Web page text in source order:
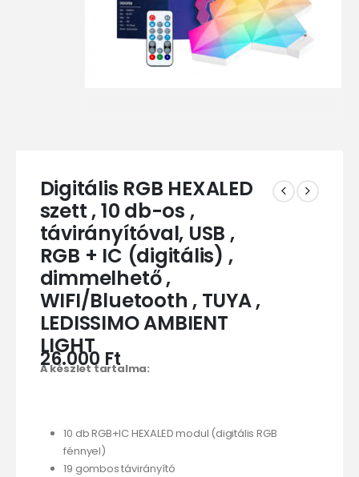
Digitális RGB HEXALED
szett , 10 db-os ,
távirányítóval, USB ,
RGB + IC (digitális) ,
dimmelhető ,
WIFI/Bluetooth , TUYA ,
LEDISSIMO AMBIENT
LIGHT
26.000 Ft
A készlet tartalma:
10 db RGB+IC HEXALED modul (digitális RGB
fénnyel)
19 gombos távirányító